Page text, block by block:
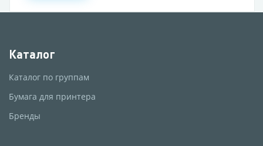
Каталог
Каталог по группам
Бумага для принтера
Бренды